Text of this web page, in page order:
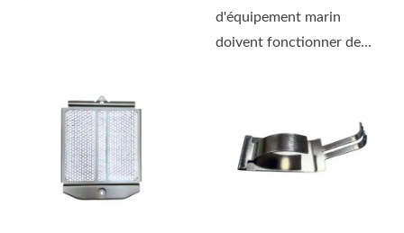
d'équipement marin
doivent fonctionner de